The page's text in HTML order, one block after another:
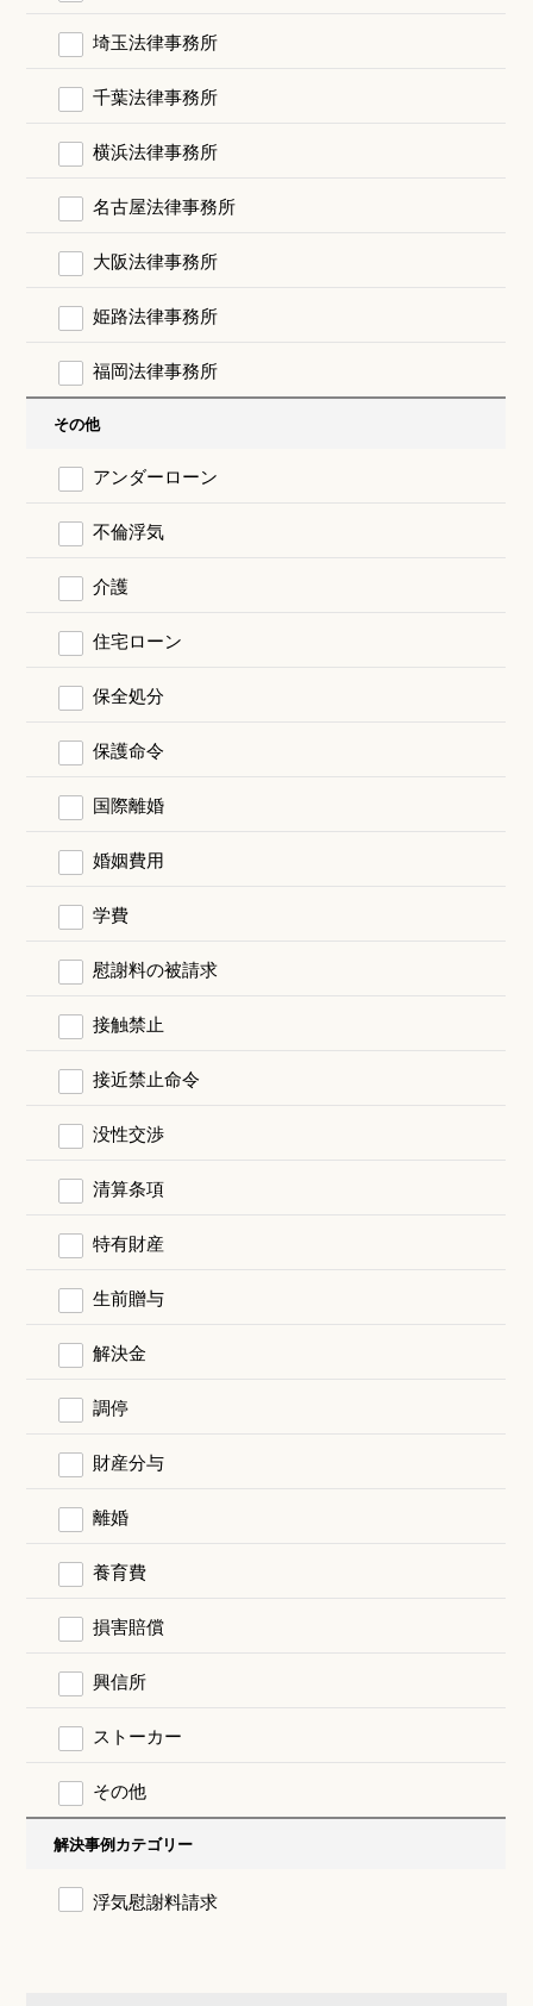
埼玉法律事務所
千葉法律事務所
横浜法律事務所
名古屋法律事務所
大阪法律事務所
姫路法律事務所
福岡法律事務所
その他
アンダーローン
不倫浮気
介護
住宅ローン
保全処分
保護命令
国際離婚
婚姻費用
学費
慰謝料の被請求
接触禁止
接近禁止命令
没性交渉
清算条項
特有財産
生前贈与
解決金
調停
財産分与
離婚
養育費
損害賠償
興信所
ストーカー
その他
解決事例カテゴリー
浮気慰謝料請求